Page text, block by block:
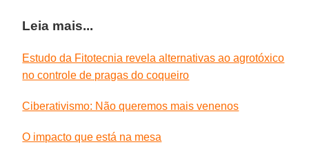
Leia mais...
Estudo da Fitotecnia revela alternativas ao agrotóxico
no controle de pragas do coqueiro
Ciberativismo: Não queremos mais venenos
O impacto que está na mesa